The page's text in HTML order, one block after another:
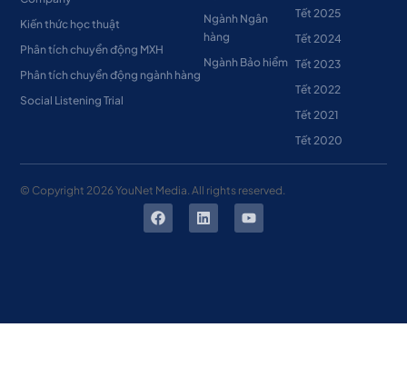
Kiến thức học thuật
Phân tích chuyển động MXH
Phân tích chuyển động ngành hàng
Social Listening Trial
Ngành Ngân
hàng
Ngành Bảo hiểm
Tết 2025
Tết 2024
Tết 2023
Tết 2022
Tết 2021
Tết 2020
© Copyright 2026YouNet Media. All rights reserved.